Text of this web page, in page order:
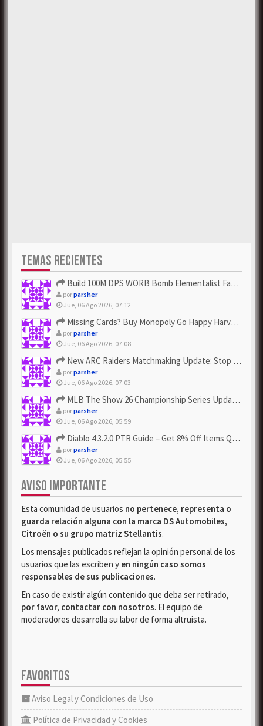
TEMAS RECIENTES
Build 100M DPS WORB Bomb Elementalist Fast - Grab POE Curren...
porparsher
Jue, 06 Ago 2026, 07:12
Missing Cards? Buy Monopoly Go Happy Harvest with Looney Tun...
porparsher
Jue, 06 Ago 2026, 07:08
New ARC Raiders Matchmaking Update: Stop Failed - Grab Bluep...
porparsher
Jue, 06 Ago 2026, 07:03
MLB The Show 26 Championship Series Update! Get Cheap & ...
porparsher
Jue, 06 Ago 2026, 05:59
Diablo 4 3.2.0 PTR Guide – Get 8% Off Items Quickly to Test ...
porparsher
Jue, 06 Ago 2026, 05:55
AVISO IMPORTANTE
Esta comunidad de usuarios no pertenece, representa o
guarda relación alguna con la marca DS Automobiles,
Citroën o su grupo matriz Stellantis.
Los mensajes publicados reflejan la opinión personal de los
usuarios que las escriben y en ningún caso somos
responsables de sus publicaciones.
En caso de existir algún contenido que deba ser retirado,
por favor, contactar con nosotros. El equipo de
moderadores desarrolla su labor de forma altruista.
FAVORITOS
Aviso Legal y Condiciones de Uso
Política de Privacidad y Cookies